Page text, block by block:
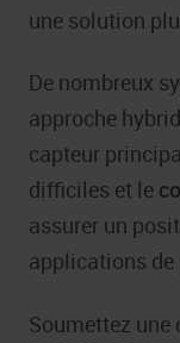
une solution
De nombreux
approche
capteur
difficiles et le
assurer un
applications de
Soumettez une